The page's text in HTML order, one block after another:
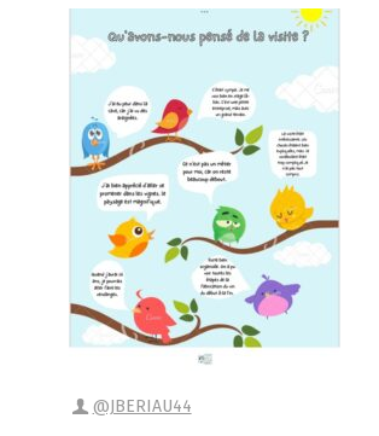
@JBERIAU44